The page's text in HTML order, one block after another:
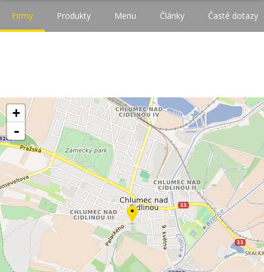
Firmy Produkty Menu Články Časté dotazy
+
-